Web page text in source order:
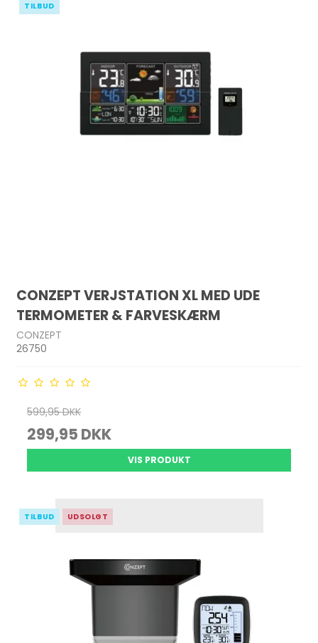
TILBUD
CONZEPT VERJSTATION XL MED UDE
TERMOMETER & FARVESKÆRM
CONZEPT
26750
599,95 DKK
299,95 DKK
VIS PRODUKT
TILBUD UDSOLGT